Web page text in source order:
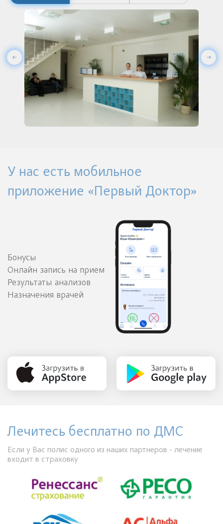
У нас есть мобильное
приложение «Первый Доктор»
Бонусы
Онлайн запись на прием
Результаты анализов
Назначения врачей
Лечитесь бесплатно по ДМС
Если у Вас полис одного из наших партнеров - лечение
входит в страховку